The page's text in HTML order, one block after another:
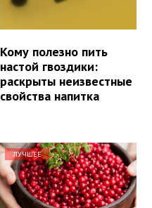
Кому полезно пить
настой гвоздики:
раскрыты неизвестные
свойства напитка
ЛУЧШЕЕ